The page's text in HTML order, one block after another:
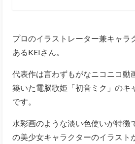
プロのイラストレーター兼キャラ
あるKEIさん。
代表作は言わずもがなニコニコ動
築いた電脳歌姫「初音ミク」のキ
です。
水彩画のような淡い色使いが特徴
の美少女キャラクターのイラスト